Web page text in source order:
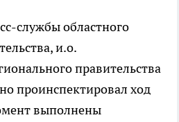
службы областного
и.о.
правительства
проинспектировал ход
выполнены